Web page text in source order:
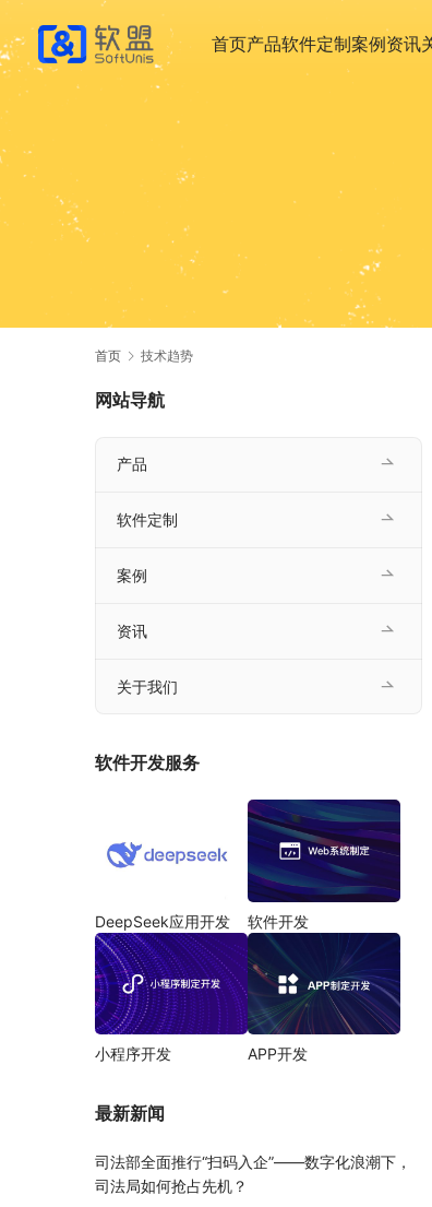
首页产品软件定制案例资讯
首页 技术趋势
网站导航
产品
软件定制
案例
资讯
关于我们
软件开发服务
DeepSeek应用开发 软件开发
小程序开发 APP开发
最新新闻
司法部全面推行“扫码入企”——数字化浪潮下，
司法局如何抢占先机？